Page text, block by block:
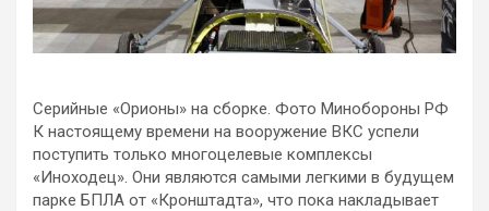
Серийные «Орионы» на сборке. Фото Минобороны РФ
К настоящему времени на вооружение ВКС успели
поступить только многоцелевые комплексы
«Иноходец». Они являются самыми легкими в будущем
парке БПЛА от «Кронштадта», что пока накладывает